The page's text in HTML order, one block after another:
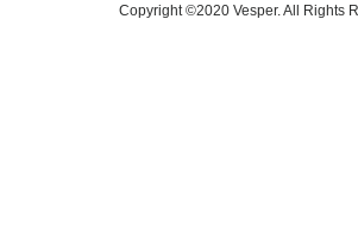
Copyright ©2020 Vesper. All Rights